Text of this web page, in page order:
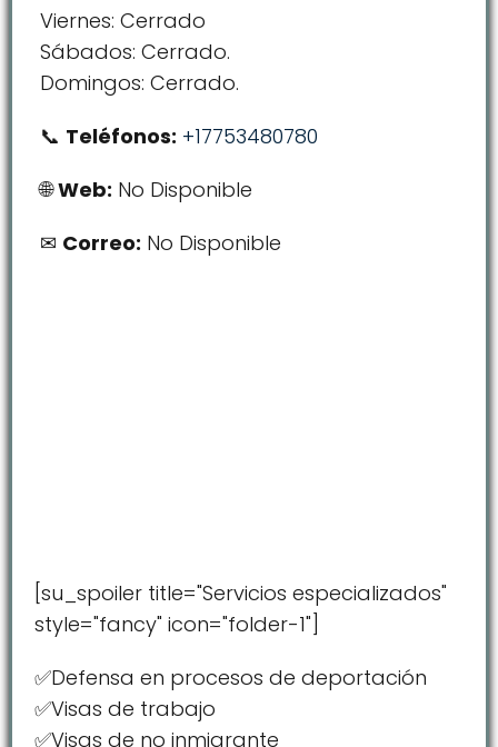
Viernes: Cerrado
Sábados: Cerrado.
Domingos: Cerrado.
Teléfonos: +17753480780
Web: No Disponible
Correo: No Disponible
[su_spoiler title="Servicios especializados"
style="fancy" icon="folder-1"]
✅Defensa en procesos de deportación
✅Visas de trabajo
✅Visas de no inmigrante